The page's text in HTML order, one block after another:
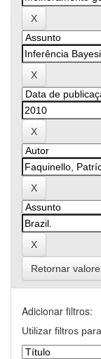
Retornar
Adicionar filtros:
Utilizar filtros